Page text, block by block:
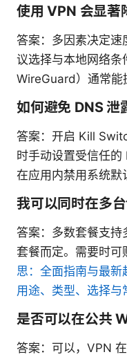
使用 VPN 会显著
答案：多因素决定速
议选择与本地网络条
WireGuard）通常能
如何避免 DNS 泄
答案：开启 Kill
时手动设置受信任的
在应用内禁用系统默
我可以同时在多
答案：多数套餐支持
套餐而定。需要时可
思：全面指南与最新
用途、类型、选择与
是否可以在公共
答案：可以，VPN